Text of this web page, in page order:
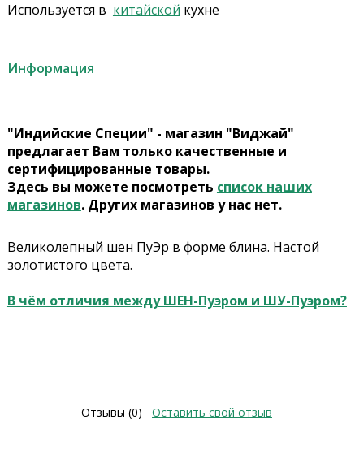
Используется в китайской кухне
Информация
"Индийские Специи" - магазин "Виджай"
предлагает Вам только качественные и
сертифицированные товары.
Здесь вы можете посмотреть список наших
магазинов. Других магазинов у нас нет.
Великолепный шен ПуЭр в форме блина. Настой
золотистого цвета.
В чём отличия между ШЕН-Пуэром и ШУ-Пуэром?
Отзывы (0) Оставить свой отзыв